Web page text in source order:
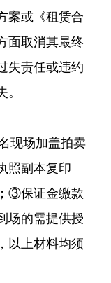
案或《租赁合
面取消其最终
失责任或违约
现场加盖拍卖
照副本复印
③保证金缴款
场的需提供授
以上材料均须